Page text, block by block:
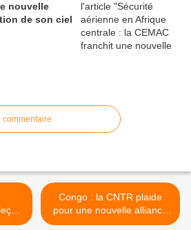
nouvelle
de son ciel
commentaire
pour
Congo : la CNTR plaide
pour une nouvelle alliance
en faveur de la